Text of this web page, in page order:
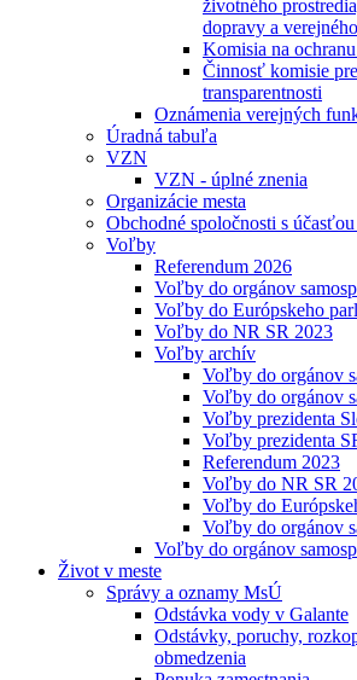
životného
dopravy a
Komisia na
Činnosť komisie
transparentnosti
Oznámenia verejných
Úradná tabuľa
VZN
VZN - úplné znenia
Organizácie mesta
Obchodné spoločnosti s účasťou
Voľby
Referendum 2026
Voľby do orgánov
Voľby do Európskeho
Voľby do NR SR 2023
Voľby archív
Voľby do orgánov
Voľby do orgánov
Voľby prezidenta
Voľby prezidenta
Referendum 2023
Voľby do NR SR
Voľby do
Voľby do orgánov
Voľby do orgánov
Život v meste
Správy a oznamy MsÚ
Odstávka vody v Galante
Odstávky, poruchy,
obmedzenia